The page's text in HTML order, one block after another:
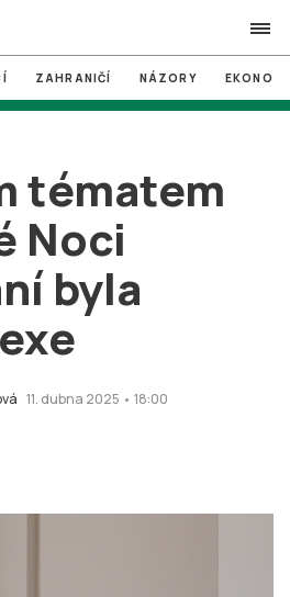
search
ZAHRANIČÍ NÁZORY
tématem
Noci
byla
11. dubna 2025 • 18:00